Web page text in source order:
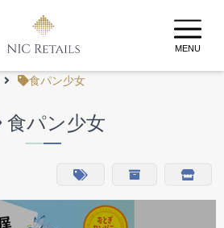
MENU
食パン少女
食パン少女